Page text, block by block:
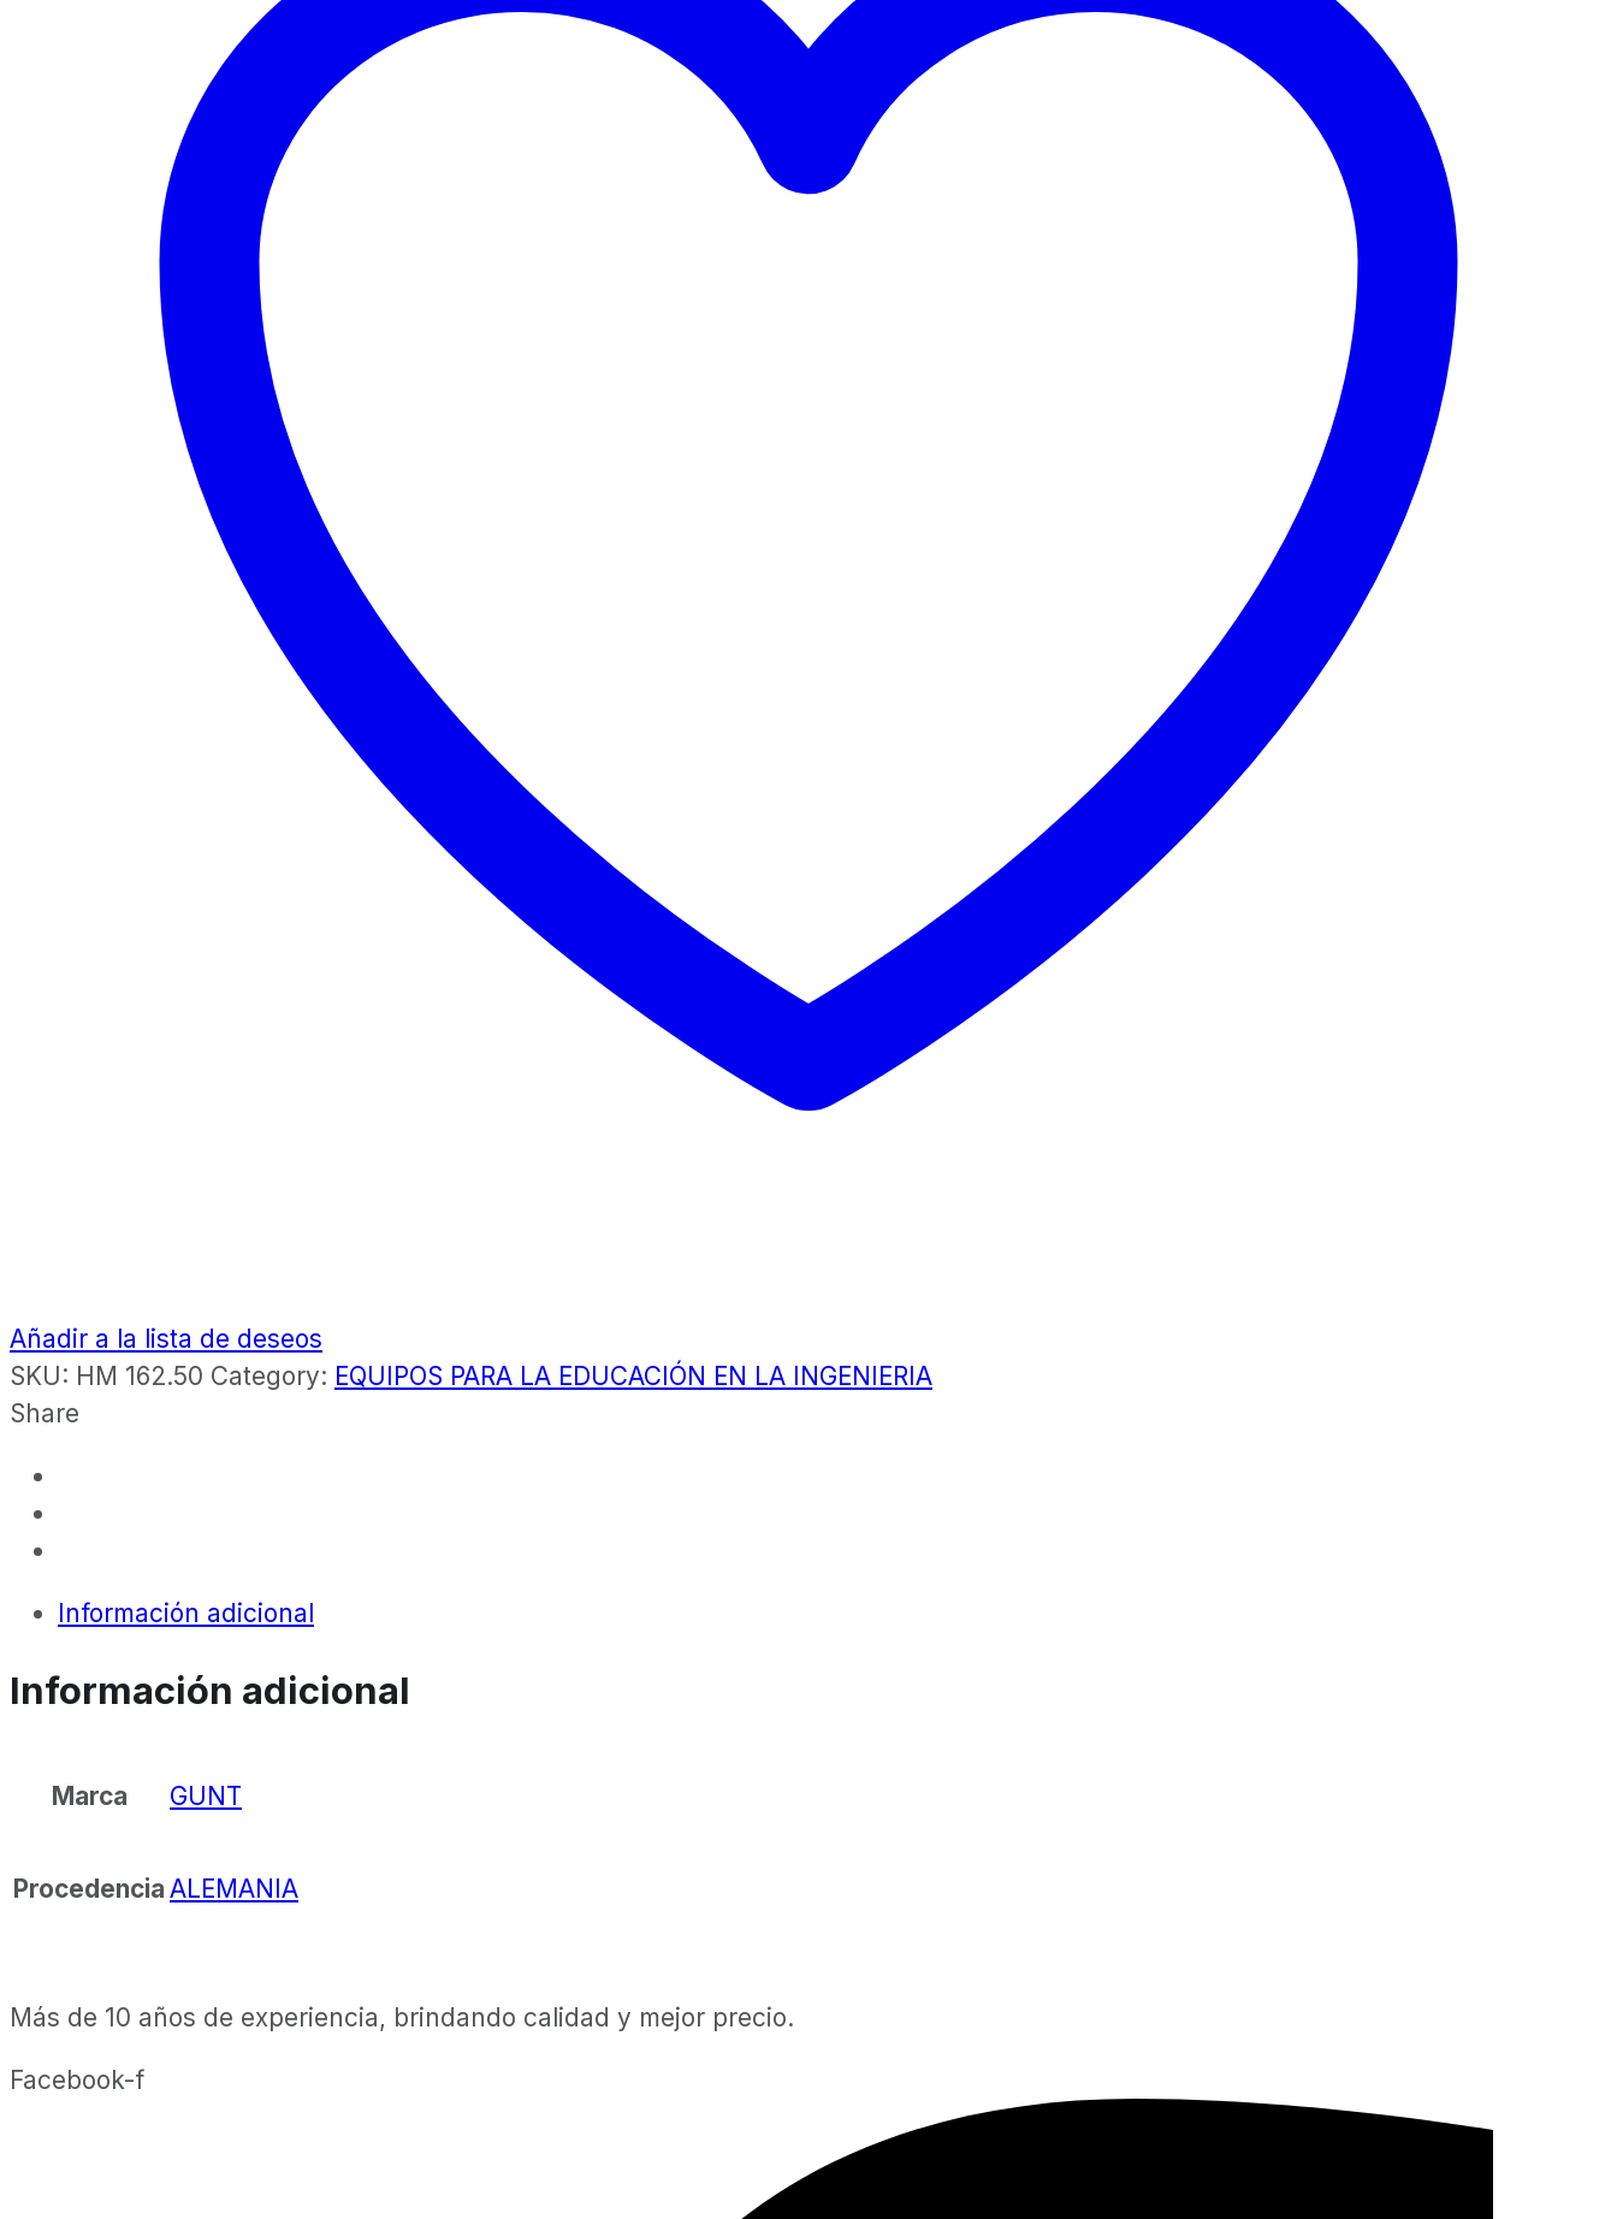
Añadir a la lista de deseos
SKU: HM 162.50 Category: EQUIPOS PARA LA EDUCACIÓN EN LA INGENIERIA
Share
Información adicional
Información adicional
Marca GUNT
Procedencia ALEMANIA
Más de 10 años de experiencia, brindando calidad y mejor precio.
Facebook-f